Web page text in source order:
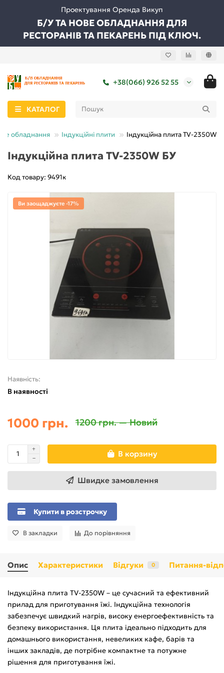
Проектування Оренда Викуп
Б/У ТА НОВЕ ОБЛАДНАННЯ ДЛЯ
РЕСТОРАНІВ ТА ПЕКАРЕНЬ ПІД КЛЮЧ.
+38(066) 926 52 55
КАТАЛОГ
обладнання Індукційні плити Індукційна плита TV-2350W
Індукційна плита TV-2350W БУ
Код товару: 9491к
Ви заощаджуєте -17%
Наявність:
В наявності
1000 грн. 1200 грн. — Новий
В корзину
Швидке замовлення
Купити в розстрочку
В закладки До порівняння
Опис Характеристики Відгуки 0 Питання-
Індукційна плита TV-2350W – це сучасний та ефективний
прилад для приготування їжі. Індукційна технологія
забезпечує швидкий нагрів, високу енергоефективність та
безпеку використання. Ця плита ідеально підходить для
домашнього використання, невеликих кафе, барів та
інших закладів, де потрібне компактне та потужне
рішення для приготування їжі.